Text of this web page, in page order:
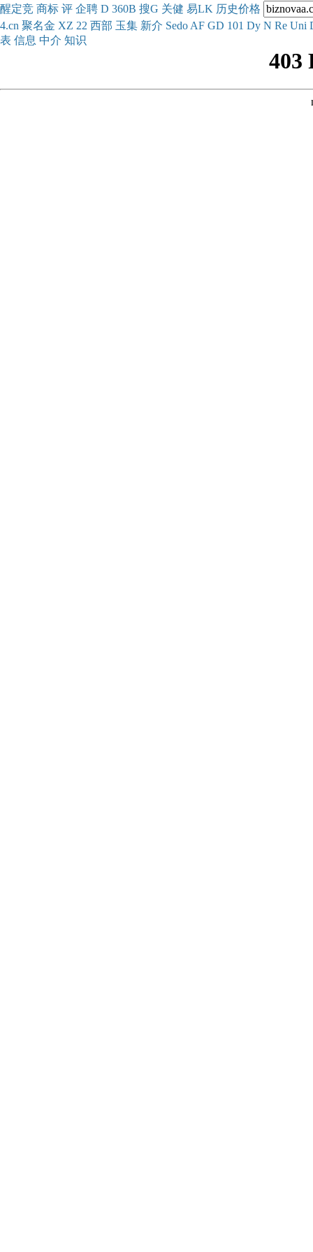
醒定竞 商标 评 企聘 D 360B 搜G 关健 易LK 历史价格
4.cn 聚名金 XZ 22 西部 玉集 新介 Sedo AF GD 101 Dy N Re Uni
表 信息 中介 知识